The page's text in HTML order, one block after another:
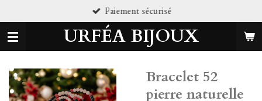
au
contenu
principal
URFÉA BIJOUX
Bracelet 52
pierre naturelle